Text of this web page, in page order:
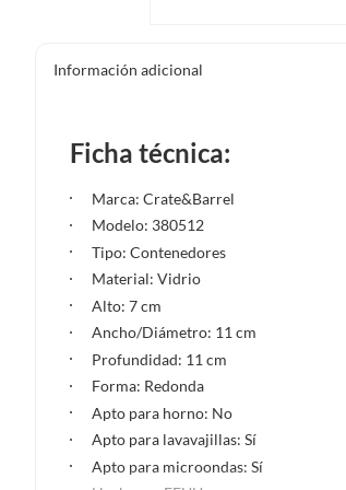
Información adicional
Ficha técnica:
Marca: Crate&Barrel
Modelo: 380512
Tipo: Contenedores
Material: Vidrio
Alto: 7 cm
Ancho/Diámetro: 11 cm
Profundidad: 11 cm
Forma: Redonda
Apto para horno: No
Apto para lavavajillas: Sí
Apto para microondas: Sí